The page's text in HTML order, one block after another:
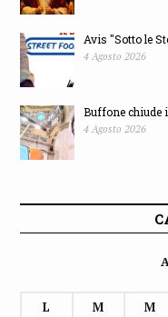
Avis "Sotto le
4 Agosto 2026
Buffone chiude
4 Agosto 2026
L M M